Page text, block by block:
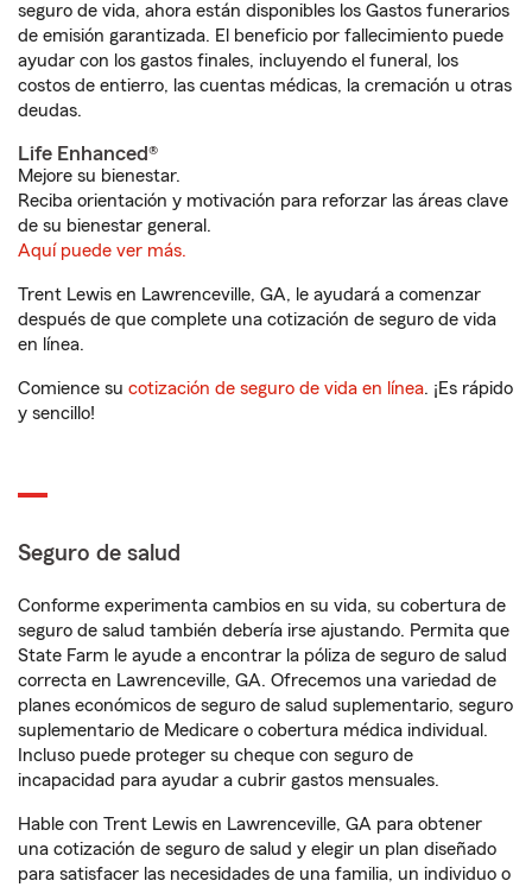
seguro de vida, ahora están disponibles los Gastos funerarios
de emisión garantizada. El beneficio por fallecimiento puede
ayudar con los gastos finales, incluyendo el funeral, los
costos de entierro, las cuentas médicas, la cremación u otras
deudas.
Life Enhanced®
Mejore su bienestar.
Reciba orientación y motivación para reforzar las áreas clave
de su bienestar general.
Aquí puede ver más.
Trent Lewis en Lawrenceville, GA, le ayudará a comenzar
después de que complete una cotización de seguro de vida
en línea.
Comience su cotización de seguro de vida en línea. ¡Es rápido
y sencillo!
Seguro de salud
Conforme experimenta cambios en su vida, su cobertura de
seguro de salud también debería irse ajustando. Permita que
State Farm le ayude a encontrar la póliza de seguro de salud
correcta en Lawrenceville, GA. Ofrecemos una variedad de
planes económicos de seguro de salud suplementario, seguro
suplementario de Medicare o cobertura médica individual.
Incluso puede proteger su cheque con seguro de
incapacidad para ayudar a cubrir gastos mensuales.
Hable con Trent Lewis en Lawrenceville, GA para obtener
una cotización de seguro de salud y elegir un plan diseñado
para satisfacer las necesidades de una familia, un individuo o